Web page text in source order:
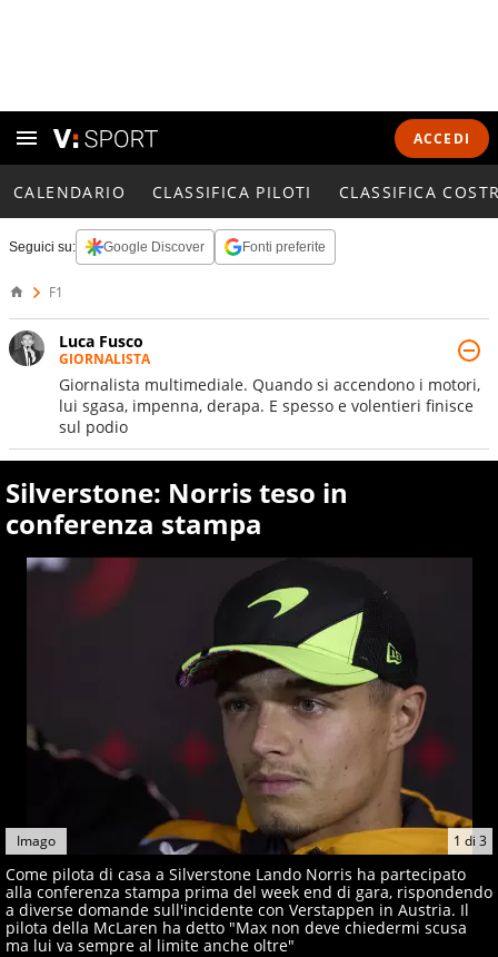
ACCEDI
CALENDARIO CLASSIFICA PILOTI CLASSIFICA
Seguici su: Google Discover Fonti preferite
F1
Luca Fusco
GIORNALISTA
Giornalista multimediale. Quando si accendono i motori,
lui sgasa, impenna, derapa. E spesso e volentieri finisce
sul podio
Silverstone: Norris teso in
conferenza stampa
1 di 3
Imago
Come pilota di casa a Silverstone Lando Norris ha partecipato
alla conferenza stampa prima del week end di gara, rispondendo
a diverse domande sull'incidente con Verstappen in Austria. Il
pilota della McLaren ha detto "Max non deve chiedermi scusa
ma lui va sempre al limite anche oltre"